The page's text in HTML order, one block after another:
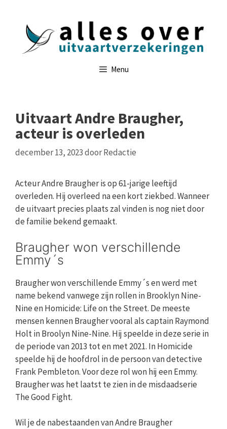
Menu
Uitvaart Andre Braugher,
acteur is overleden
december 13, 2023doorRedactie
Acteur Andre Braugher is op 61-jarige leeftijd
overleden. Hij overleed na een kort ziekbed. Wanneer
de uitvaart precies plaats zal vinden is nog niet door
de familie bekend gemaakt.
Braugher won verschillende
Emmy´s
Braugher won verschillende Emmy´s en werd met
name bekend vanwege zijn rollen in Brooklyn Nine-
Nine en Homicide: Life on the Street. De meeste
mensen kennen Braugher vooral als captain Raymond
Holt in Broolyn Nine-Nine. Hij speelde in deze serie in
de periode van 2013 tot en met 2021. In Homicide
speelde hij de hoofdrol in de persoon van detective
Frank Pembleton. Voor deze rol won hij een Emmy.
Braugher was het laatst te zien in de misdaadserie
The Good Fight.
Wil je de nabestaanden van Andre Braugher